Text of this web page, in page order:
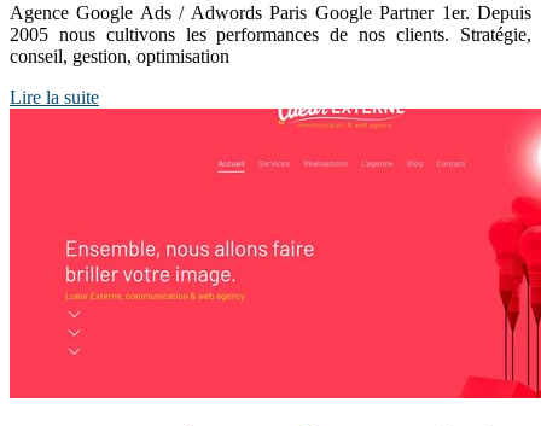
Agence Google Ads / Adwords Paris Google Partner 1er. Depuis
2005 nous cultivons les performances de nos clients. Stratégie,
conseil, gestion, optimisation
Lire la suite